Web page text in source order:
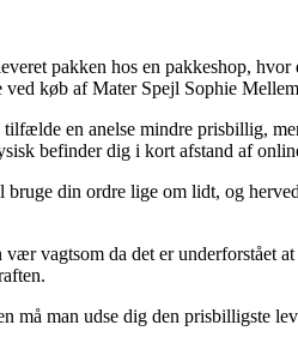
pakken hos en pakkeshop, hvor
køb af Mater Spejl Sophie
en anelse mindre prisbillig,
befinder dig i kort afstand af
din ordre lige om lidt, og
vagtsom da det er underforstået
må man udse dig den prisbilligste